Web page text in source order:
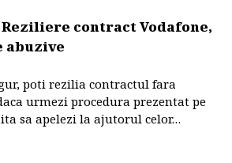
Reziliere contract Vodafone,
abuzive
poti rezilia contractul fara
urmezi procedura prezentat pe
sa apelezi la ajutorul celor…